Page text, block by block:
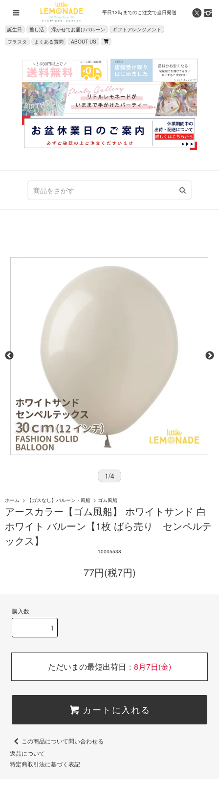
平日13時までのご注文で当日発送
誕生日 推し活 浮かせてお届けバルーン
ギフトアレンジメント
フラスタ
よくある質問 ABOUT US
1/4
ホーム > 【ガスなし】バルーン・風船 > ゴム風船
アースカラー【ゴム風船】 ホワイトサンド 白
ホワイト バルーン【1枚 ばら売り センペルテ
ックス】
10005538
77円(税7円)
購入数
ただいまの最短出荷日： 8月7日(金)
カートに入れる
この商品について問い合わせる
返品について
特定商取引法に基づく表記